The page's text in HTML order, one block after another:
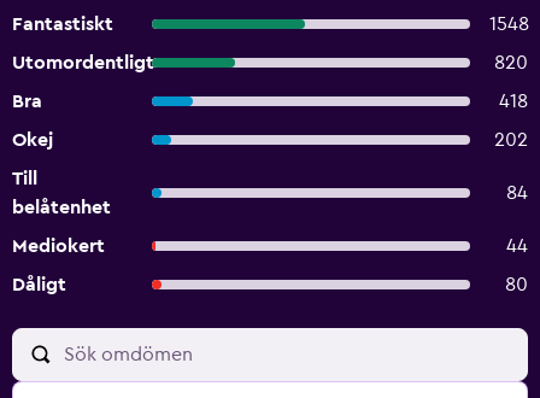
Fantastiskt
1548
Utomordentligt
820
Bra
418
Okej
202
Till
belåtenhet
84
Mediokert
44
Dåligt
80